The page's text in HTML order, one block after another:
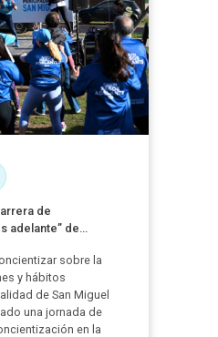
de
adelante” de...
sobre la
y hábitos
de San Miguel
una jornada de
en la